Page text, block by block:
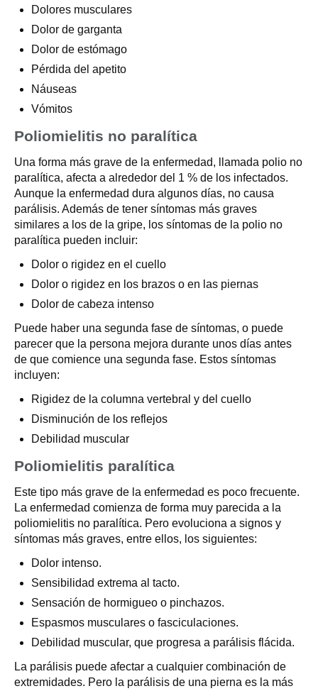
Dolores musculares
Dolor de garganta
Dolor de estómago
Pérdida del apetito
Náuseas
Vómitos
Poliomielitis no paralítica
Una forma más grave de la enfermedad, llamada polio no
paralítica, afecta a alrededor del 1 % de los infectados.
Aunque la enfermedad dura algunos días, no causa
parálisis. Además de tener síntomas más graves
similares a los de la gripe, los síntomas de la polio no
paralítica pueden incluir:
Dolor o rigidez en el cuello
Dolor o rigidez en los brazos o en las piernas
Dolor de cabeza intenso
Puede haber una segunda fase de síntomas, o puede
parecer que la persona mejora durante unos días antes
de que comience una segunda fase. Estos síntomas
incluyen:
Rigidez de la columna vertebral y del cuello
Disminución de los reflejos
Debilidad muscular
Poliomielitis paralítica
Este tipo más grave de la enfermedad es poco frecuente.
La enfermedad comienza de forma muy parecida a la
poliomielitis no paralítica. Pero evoluciona a signos y
síntomas más graves, entre ellos, los siguientes:
Dolor intenso.
Sensibilidad extrema al tacto.
Sensación de hormigueo o pinchazos.
Espasmos musculares o fasciculaciones.
Debilidad muscular, que progresa a parálisis flácida.
La parálisis puede afectar a cualquier combinación de
extremidades. Pero la parálisis de una pierna es la más